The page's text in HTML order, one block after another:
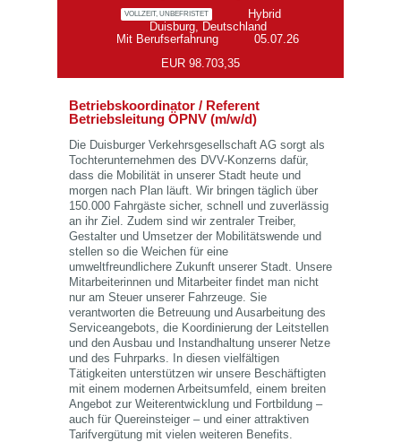
VOLLZEIT, UNBEFRISTET
Hybrid
Duisburg, Deutschland
Mit Berufserfahrung
05.07.26
EUR 98.703,35
Betriebskoordinator / Referent
Betriebsleitung ÖPNV (m/w/d)
Die Duisburger Verkehrsgesellschaft AG sorgt als
Tochterunternehmen des DVV-Konzerns dafür,
dass die Mobilität in unserer Stadt heute und
morgen nach Plan läuft. Wir bringen täglich über
150.000 Fahrgäste sicher, schnell und zuverlässig
an ihr Ziel. Zudem sind wir zentraler Treiber,
Gestalter und Umsetzer der Mobilitätswende und
stellen so die Weichen für eine
umweltfreundlichere Zukunft unserer Stadt. Unsere
Mitarbeiterinnen und Mitarbeiter findet man nicht
nur am Steuer unserer Fahrzeuge. Sie
verantworten die Betreuung und Ausarbeitung des
Serviceangebots, die Koordinierung der Leitstellen
und den Ausbau und Instandhaltung unserer Netze
und des Fuhrparks. In diesen vielfältigen
Tätigkeiten unterstützen wir unsere Beschäftigten
mit einem modernen Arbeitsumfeld, einem breiten
Angebot zur Weiterentwicklung und Fortbildung –
auch für Quereinsteiger – und einer attraktiven
Tarifvergütung mit vielen weiteren Benefits.